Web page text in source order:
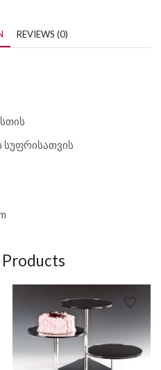
REVIEWS (0)
სუფრისათვის